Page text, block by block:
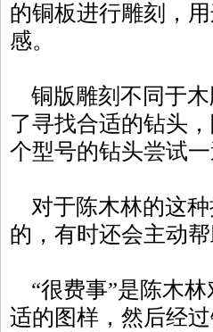
的铜板进行雕刻，
感。
铜版雕刻不同于
了寻找合适的钻头
个型号的钻头尝试
对于陈木林的这种
的，有时还会主动
“很费事”是陈木林
适的图样，然后经